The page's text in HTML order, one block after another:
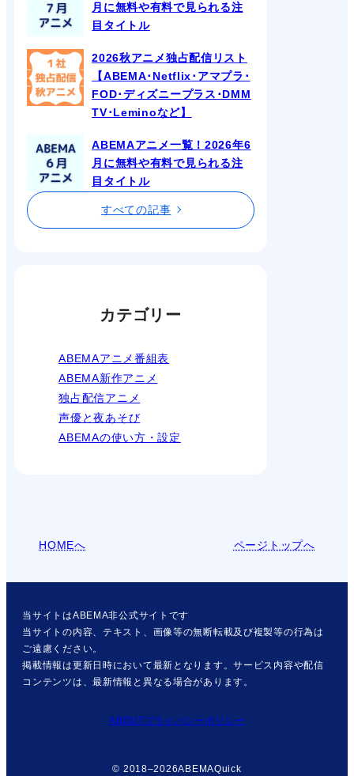
月に無料や有料で見られる注
目タイトル
2026秋アニメ独占配信リスト
【ABEMA･Netflix･アマプラ･
FOD･ディズニープラス･DMM
TV･Leminoなど】
ABEMAアニメ一覧！2026年6
月に無料や有料で見られる注
目タイトル
すべての記事
カテゴリー
ABEMAアニメ番組表
ABEMA新作アニメ
独占配信アニメ
声優と夜あそび
ABEMAの使い方・設定
HOMEへ ページトップへ
当サイトはABEMA非公式サイトです
当サイトの内容、テキスト、画像等の無断転載及び複製等の行為は
ご遠慮ください。
掲載情報は更新日時において最新となります。サービス内容や配信
コンテンツは、最新情報と異なる場合があります。
ABOUTプライバシーポリシー
© 2018–2026ABEMAQuick